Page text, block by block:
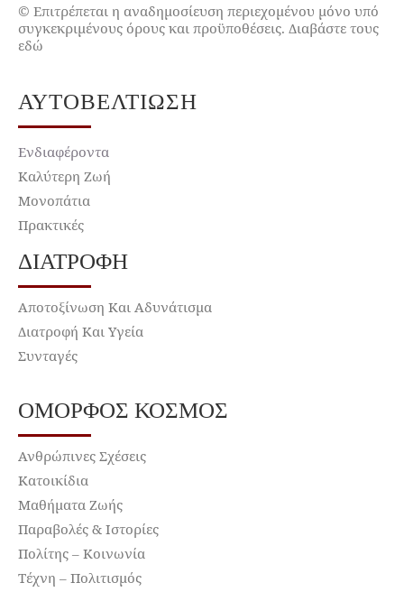
© Επιτρέπεται η αναδημοσίευση περιεχομένου μόνο υπό
συγκεκριμένους όρους και προϋποθέσεις. Διαβάστε τους
εδώ
ΑΥΤΟΒΕΛΤΊΩΣΗ
Ενδιαφέροντα
Καλύτερη Ζωή
Μονοπάτια
Πρακτικές
ΔΙΑΤΡΟΦΉ
Αποτοξίνωση Και Αδυνάτισμα
Διατροφή Και Υγεία
Συνταγές
ΌΜΟΡΦΟΣ ΚΌΣΜΟΣ
Ανθρώπινες Σχέσεις
Κατοικίδια
Μαθήματα Ζωής
Παραβολές & Ιστορίες
Πολίτης – Κοινωνία
Τέχνη – Πολιτισμός